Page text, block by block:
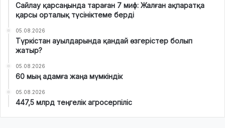
Сайлау қарсаңында тараған 7 миф: Жалған ақпаратқа
қарсы орталық түсініктеме берді
05.08.2026
Түркістан ауылдарында қандай өзгерістер болып
жатыр?
05.08.2026
60 мың адамға жаңа мүмкіндік
05.08.2026
447,5 млрд теңгелік агросерпіліс